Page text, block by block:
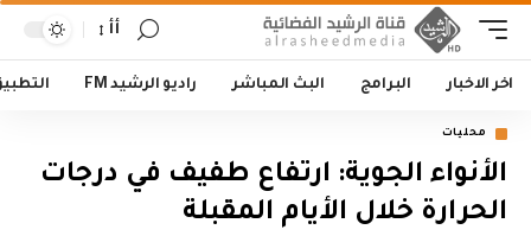
أأ
اخر الاخبار البرامج البث المباشر راديو الرشيد FM
محليات
الأنواء الجوية: ارتفاع طفيف في درجات
الحرارة خلال الأيام المقبلة